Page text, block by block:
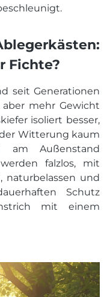
Fichte?
seit Generationen
mehr Gewicht
isoliert besser,
Witterung kaum
am Außenstand
falzlos, mit
naturbelassen und
Schutz
mit einem